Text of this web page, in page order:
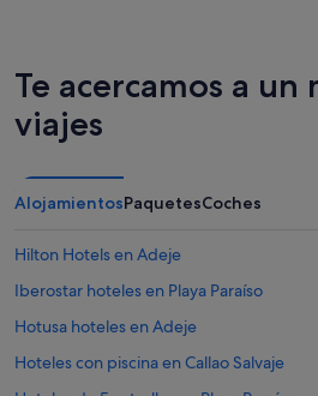
Te acercamos a un
viajes
AlojamientosPaquetesCoches
Hilton Hotels en Adeje
Iberostar hoteles en Playa Paraíso
Hotusa hoteles en Adeje
Hoteles con piscina en Callao Salvaje